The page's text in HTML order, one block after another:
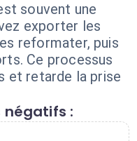
souvent une
exporter les
reformater, puis
Ce processus
et retarde la prise
négatifs :